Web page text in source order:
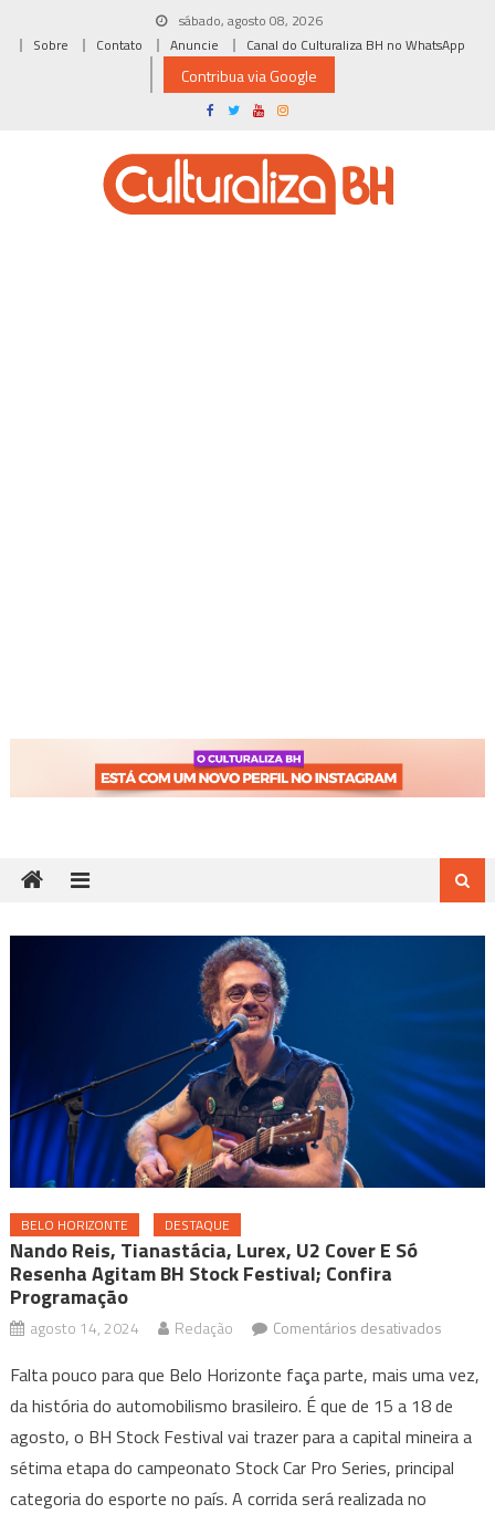
sábado, agosto 08, 2026
Sobre
Contato Anuncie Canal do Culturaliza BH no WhatsApp
Contribua via Google
BELO HORIZONTE DESTAQUE
Nando Reis, Tianastácia, Lurex, U2 Cover E Só
Resenha Agitam BH Stock Festival; Confira
Programação
agosto 14, 2024 Redação Comentários desativadosem
Reis,
Lurex,
U2
Falta pouco para que Belo Horizonte faça parte, mais uma vez,
da história do automobilismo brasileiro. É que de 15 a 18 de
agosto, o BH Stock Festival vai trazer para a capital mineira a
sétima etapa do campeonato Stock Car Pro Series, principal
categoria do esporte no país. A corrida será realizada no